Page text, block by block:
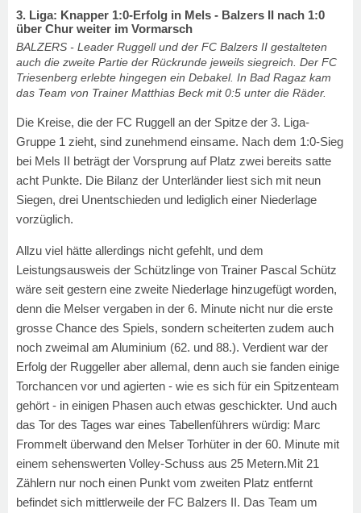
3. Liga: Knapper 1:0-Erfolg in Mels - Balzers II nach 1:0
über Chur weiter im Vormarsch
BALZERS - Leader Ruggell und der FC Balzers II gestalteten
auch die zweite Partie der Rückrunde jeweils siegreich. Der FC
Triesenberg erlebte hingegen ein Debakel. In Bad Ragaz kam
das Team von Trainer Matthias Beck mit 0:5 unter die Räder.
Die Kreise, die der FC Ruggell an der Spitze der 3. Liga-
Gruppe 1 zieht, sind zunehmend einsame. Nach dem 1:0-Sieg
bei Mels II beträgt der Vorsprung auf Platz zwei bereits satte
acht Punkte. Die Bilanz der Unterländer liest sich mit neun
Siegen, drei Unentschieden und lediglich einer Niederlage
vorzüglich.
Allzu viel hätte allerdings nicht gefehlt, und dem
Leistungsausweis der Schützlinge von Trainer Pascal Schütz
wäre seit gestern eine zweite Niederlage hinzugefügt worden,
denn die Melser vergaben in der 6. Minute nicht nur die erste
grosse Chance des Spiels, sondern scheiterten zudem auch
noch zweimal am Aluminium (62. und 88.). Verdient war der
Erfolg der Ruggeller aber allemal, denn auch sie fanden einige
Torchancen vor und agierten - wie es sich für ein Spitzenteam
gehört - in einigen Phasen auch etwas geschickter. Und auch
das Tor des Tages war eines Tabellenführers würdig: Marc
Frommelt überwand den Melser Torhüter in der 60. Minute mit
einem sehenswerten Volley-Schuss aus 25 Metern.Mit 21
Zählern nur noch einen Punkt vom zweiten Platz entfernt
befindet sich mittlerweile der FC Balzers II. Das Team um